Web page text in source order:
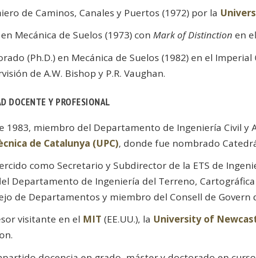
de Caminos, Canales y Puertos (1972) por la
en Mecánica de Suelos (1973) con Mark of Distinction en el
(Ph.D.) en Mecánica de Suelos (1982) en el
de A.W. Bishop y P.R. Vaughan.
DOCENTE Y PROFESIONAL
1983, miembro del Departamento de Ingeniería Civil y
de Catalunya (UPC), donde fue nombrado
como Secretario y Subdirector de la ETS de
Departamento de Ingeniería del Terreno,
de Departamentos y miembro del Consell de Govern
visitante en el MIT (EE.UU.), la University of